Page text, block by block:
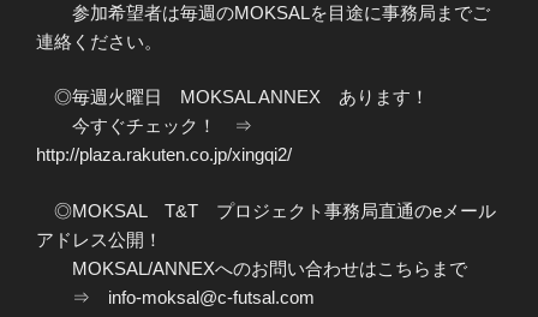
参加希望者は毎週のMOKSALを目途に事務局までご
連絡ください。
◎毎週火曜日 MOKSAL ANNEX あります！
今すぐチェック！ ⇒
http://plaza.rakuten.co.jp/xingqi2/
◎MOKSAL T&T プロジェクト事務局直通のeメール
アドレス公開！
MOKSAL/ANNEXへのお問い合わせはこちらまで
⇒ info-moksal@c-futsal.com